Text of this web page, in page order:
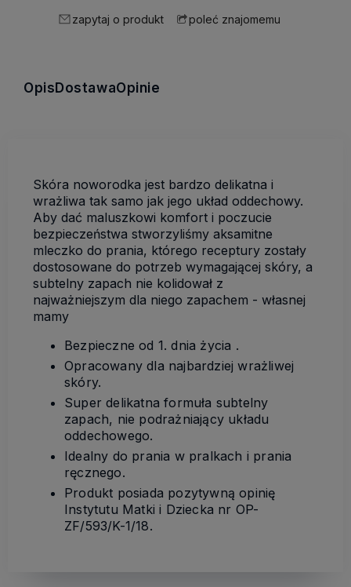
zapytaj o produkt poleć znajomemu
OpisDostawaOpinie
Skóra noworodka jest bardzo delikatna i
wrażliwa tak samo jak jego układ oddechowy.
Aby dać maluszkowi komfort i poczucie
bezpieczeństwa stworzyliśmy aksamitne
mleczko do prania, którego receptury zostały
dostosowane do potrzeb wymagającej skóry, a
subtelny zapach nie kolidował z
najważniejszym dla niego zapachem - własnej
mamy
Bezpieczne od 1. dnia życia .
Opracowany dla najbardziej wrażliwej
skóry.
Super delikatna formuła subtelny
zapach, nie podrażniający układu
oddechowego.
Idealny do prania w pralkach i prania
ręcznego.
Produkt posiada pozytywną opinię
Instytutu Matki i Dziecka nr OP-
ZF/593/K-1/18.